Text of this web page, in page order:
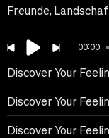
Freunde,
00:00
Discover Your
Discover Your
Discover Your